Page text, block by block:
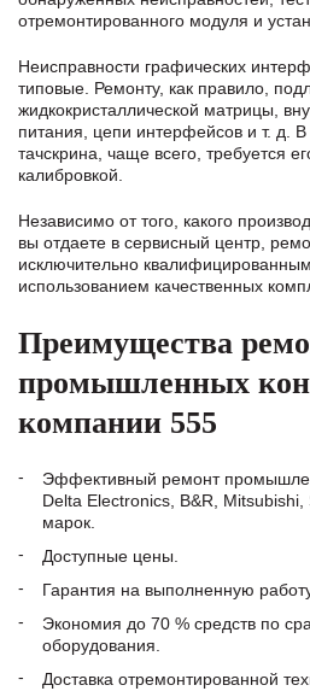
отремонтированного модуля и
Неисправности графических
типовые. Ремонту, как правило,
жидкокристаллической матрицы,
питания, цепи интерфейсов и т. д. В
тачскрина, чаще всего, требуется
калибровкой.
Независимо от того, какого
вы отдаете в сервисный центр,
исключительно
использованием качественных
Преимущества
промышленных
компании 555
Эффективный ремонт
Delta Electronics, B&R,
марок.
Доступные цены.
Гарантия на выполненную
Экономия до 70 % средств по
оборудования.
Доставка отремонтированной